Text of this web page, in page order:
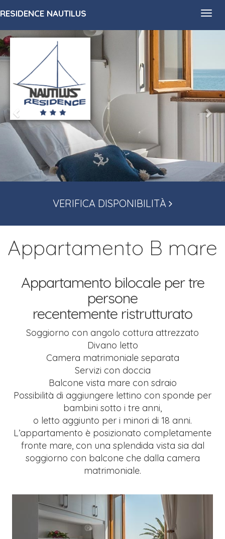
RESIDENCE NAUTILUS
VERIFICA DISPONIBILITÀ
Appartamento B mare
Appartamento bilocale per tre
persone
recentemente ristrutturato
Soggiorno con angolo cottura attrezzato
Divano letto
Camera matrimoniale separata
Servizi con doccia
Balcone vista mare con sdraio
Possibilità di aggiungere lettino con sponde per
bambini sotto i tre anni,
o letto aggiunto per i minori di 18 anni.
L’appartamento è posizionato completamente
fronte mare,con una splendida vista sia dal
soggiorno con balcone che dalla camera
matrimoniale.